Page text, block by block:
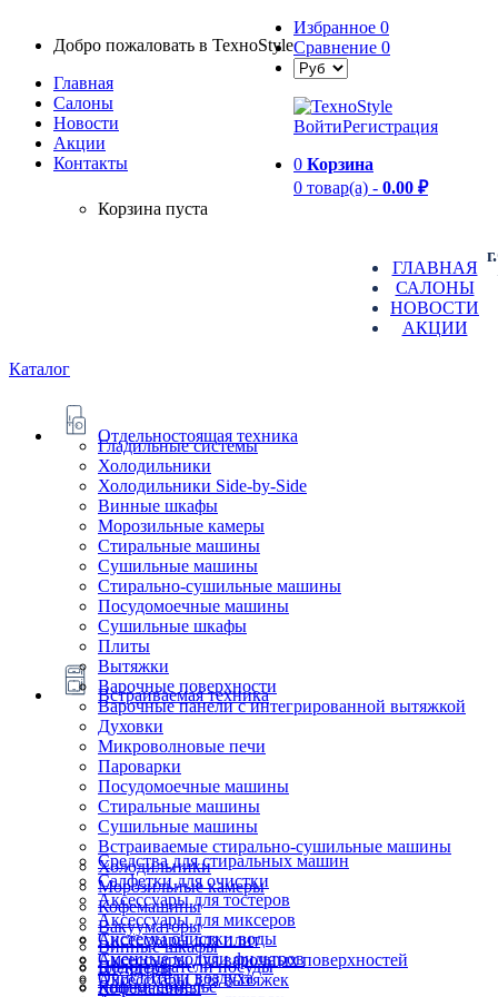
Добро пожаловать в TexноStyle
Главная
Салоны
Новости
Aкции
Контакты
Избранное 0
Сравнение 0
ВойтиРегистрация
0 Корзина
0 товар(а) - 0.00 ₽
Корзина пуста
ГЛАВНАЯ
САЛОНЫ
НОВОСТИ
АКЦИИ
Каталог
Отдельностоящая техника
Гладильные системы
Холодильники
Холодильники Side-by-Side
Винные шкафы
Морозильные камеры
Стиральные машины
Сушильные машины
Стирально-сушильные машины
Посудомоечные машины
Сушильные шкафы
Плиты
Встраиваемая техника
Вытяжки
Варочные поверхности
Варочные панели с интегрированной вытяжкой
Духовки
Микроволновые печи
Пароварки
Посудомоечные машины
Стиральные машины
Сушильные машины
Встраиваемые стирально-сушильные машины
Холодильники
Морозильные камеры
Кофемашины
Вакууматоры
Винные шкафы
Подогреватели посуды
Ящики сомелье
Блендеры
Кофемашины
Очистители воздуха
Системы очистки воды
Сменные модули фильтров
Аксессуары для тостеров
Аксессуары для миксеров
Аксессуары для плит
Аксессуары для варочных поверхностей
Аксессуары для вытяжек
Средства для стиральных машин
Салфетки для очистки